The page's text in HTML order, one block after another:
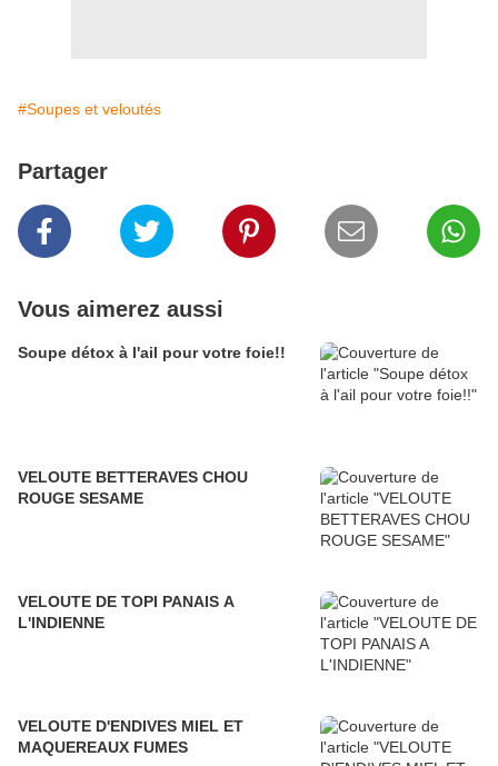
#Soupes et veloutés
Partager
Vous aimerez aussi
Soupe détox à l'ail pour votre foie!!
VELOUTE BETTERAVES CHOU
ROUGE SESAME
VELOUTE DE TOPI PANAIS A
L'INDIENNE
VELOUTE D'ENDIVES MIEL ET
MAQUEREAUX FUMES